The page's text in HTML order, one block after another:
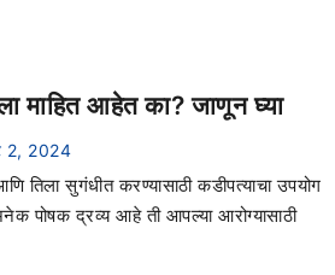
माहित आहेत का? जाणून घ्या
2, 2024
तिला सुगंधीत करण्यासाठी कडीपत्याचा उपयोग
पोषक द्रव्य आहे ती आपल्या आरोग्यासाठी